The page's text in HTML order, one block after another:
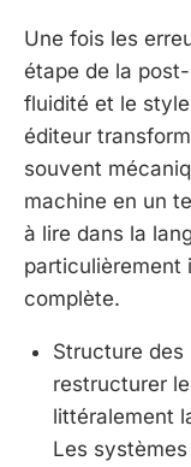
Une fois les
étape de la
fluidité et le
éditeur
souvent
machine en un
à lire dans la
particulièrement
complète.
Structure des
restructurer
littéralement
Les